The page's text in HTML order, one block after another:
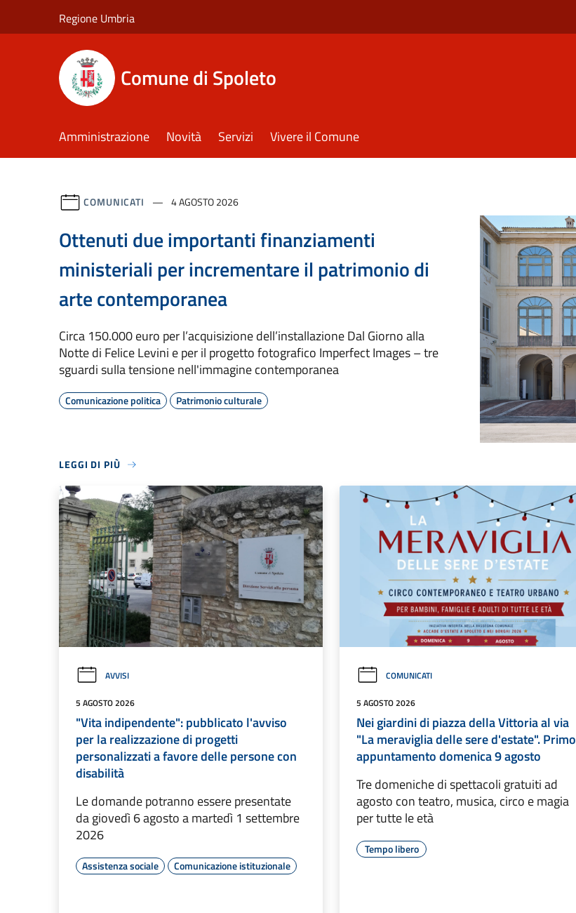
Regione Umbria
Comune di Spoleto
Amministrazione Novità Servizi Vivere il Comune
COMUNICATI 4 AGOSTO 2026
Ottenuti due importanti finanziamenti
ministeriali per incrementare il patrimonio di
arte contemporanea
Circa 150.000 euro per l’acquisizione dell’installazione Dal Giorno alla
Notte di Felice Levini e per il progetto fotografico Imperfect Images – tre
sguardi sulla tensione nell'immagine contemporanea
Comunicazione politica Patrimonio culturale
LEGGI DI PIÙ
AVVISI
5 AGOSTO 2026
"Vita indipendente": pubblicato l'avviso
per la realizzazione di progetti
personalizzati a favore delle persone con
disabilità
Le domande potranno essere presentate
da giovedì 6 agosto a martedì 1 settembre
2026
Assistenza sociale Comunicazione istituzionale
COMUNICATI
5 AGOSTO 2026
Nei giardini di piazza della Vittoria al via
"La meraviglia delle sere d'estate". Primo
appuntamento domenica 9 agosto
Tre domeniche di spettacoli gratuiti ad
agosto con teatro, musica, circo e magia
per tutte le età
Tempo libero